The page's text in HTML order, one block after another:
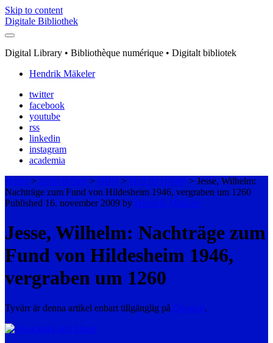
Skip to content
Digitale Bibliothek
Digital Library • Bibliothèque numérique • Digitalt bibliotek
Hendrik Mäkeler
twitter
facebook
youtube
rss
linkedin
instagram
academia
Home > Zeitschriften > HBN > Heft 03 (1949) > Jesse, Wilhelm:
Nachträge zum Fund von Hildesheim 1946, vergraben um 1260
Published 16. november 2009 by Hendrik Mäkeler
Jesse, Wilhelm: Nachträge zum
Fund von Hildesheim 1946,
vergraben um 1260
Tyvärr är denna artikel enbart tillgänglig på Deutsch.